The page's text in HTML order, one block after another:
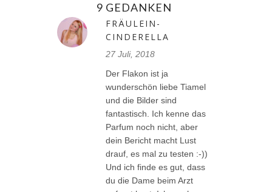
9 GEDANKEN
FRÄULEIN-
CINDERELLA
27 Juli, 2018
Der Flakon ist ja
wunderschön liebe Tiamel
und die Bilder sind
fantastisch. Ich kenne das
Parfum noch nicht, aber
dein Bericht macht Lust
drauf, es mal zu testen :-))
Und ich finde es gut, dass
du die Dame beim Arzt